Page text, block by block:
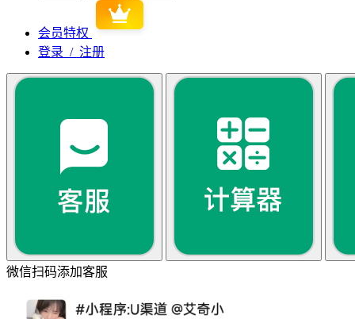
会员特权
登录 / 注册
微信扫码添加客服